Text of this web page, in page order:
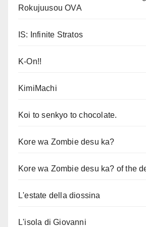
Rokujuusou OVA
IS: Infinite Stratos
K-On!!
KimiMachi
Koi to senkyo to chocolate.
Kore wa Zombie desu ka?
Kore wa Zombie desu ka? of the
L'estate della diossina
L'isola di Giovanni